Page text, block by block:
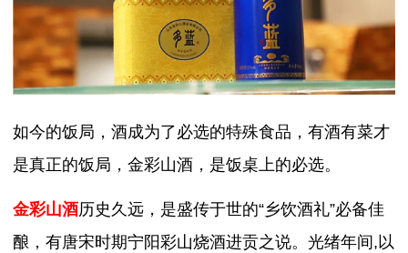
如今的饭局，酒成为了必选的特殊食品，有酒有菜才
是真正的饭局，金彩山酒，是饭桌上的必选。
金彩山酒历史久远，是盛传于世的“乡饮酒礼”必备佳
酿，有唐宋时期宁阳彩山烧酒进贡之说。光绪年间,以